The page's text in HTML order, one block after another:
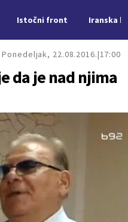
Istočni front Iranska
Ponedeljak, 22.08.2016. 17:00
da je nad njima